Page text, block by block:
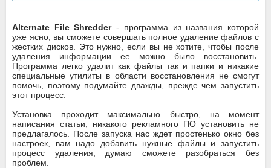
Alternate File Shredder- программа из названия которой
уже ясно, вы сможете совершать полное удаление файлов с
жестких дисков. Это нужно, если вы не хотите, чтобы после
удаления информации ее можно было восстановить.
Программа легко удалит как файлы так и папки и никакие
специальные утилиты в области восстановления не смогут
помочь, поэтому подумайте дважды, прежде чем запустить
этот процесс.
Установка проходит максимально быстро, на момент
написания статьи, никакого рекламного ПО установить не
предлагалось. После запуска нас ждет простенько окно без
настроек, вам надо добавить нужные файлы и запустить
процесс удаления, думаю сможете разобраться без
проблем.